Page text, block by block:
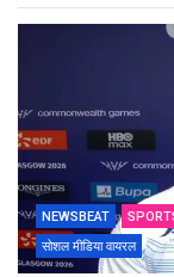
NEWSBEAT
सोशल मीडिया वायरल